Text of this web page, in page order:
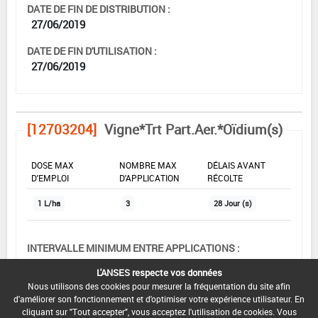
DATE DE FIN DE DISTRIBUTION :
27/06/2019
DATE DE FIN D'UTILISATION :
27/06/2019
[12703204] Vigne*Trt Part.Aer.*Oïdium(s)
DOSE MAX
D'EMPLOI
NOMBRE MAX
D'APPLICATION
DÉLAIS AVANT
RÉCOLTE
1 L/ha 3 28 Jour (s)
INTERVALLE MINIMUM ENTRE APPLICATIONS :
-
DATE DE RETRAIT DE L'USAGE :
27/06/2019
L'ANSES respecte vos données
Nous utilisons des cookies pour mesurer la fréquentation du site afin
d'améliorer son fonctionnement et d'optimiser votre expérience utilisateur. En
cliquant sur "Tout accepter", vous acceptez l'utilisation de cookies. Vous